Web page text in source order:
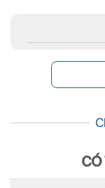
CÓ